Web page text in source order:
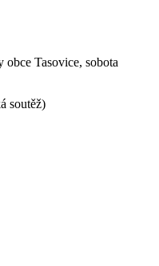
Tasovice, sobota
soutěž)